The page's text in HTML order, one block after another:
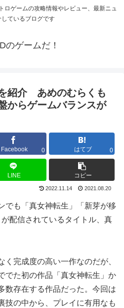
ロゲームの攻略情報やレビュー、最新ニュ
しているブログです
のゲームだ！
紹介 あめのむらくも
からゲームバランスが
Facebook 0 はてブ 0
LINE コピー
2022.11.14 2021.08.20
でも「真女神転生」「新芽が移
配信されているタイトル、真
く完成度の高い一作なのだが、
でた初の作品「真女神転生」か
数存在する作品だった。今回は
技の中から、プレイに有用なも